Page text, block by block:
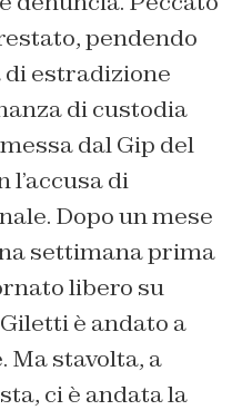
pendendo
estradizione
di custodia
dal Gip del
l’accusa di
Dopo un mese
settimana prima
libero su
è andato a
Ma stavolta, a
ci è andata la